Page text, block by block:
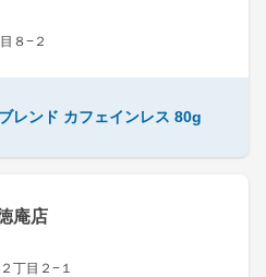
８−２
レンド カフェインレス 80g
庵店
丁目２−１